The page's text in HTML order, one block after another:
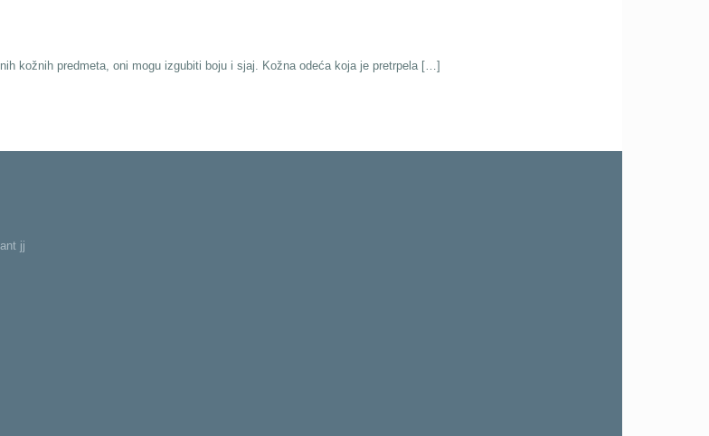
kožnih predmeta, oni mogu izgubiti boju i sjaj. Kožna odeća koja je pretrpela […]
jj